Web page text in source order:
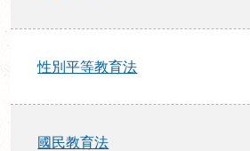
性別平等教育法
國民教育法